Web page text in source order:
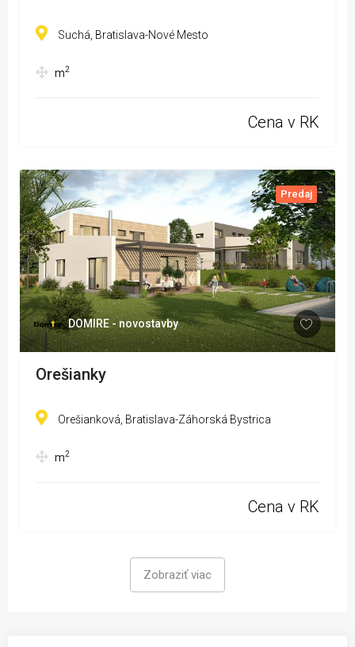
Suchá, Bratislava-Nové Mesto
m2
Cena v RK
Predaj
DOMIRE - novostavby
Orešianky
Orešianková, Bratislava-Záhorská Bystrica
m2
Cena v RK
Zobraziť viac